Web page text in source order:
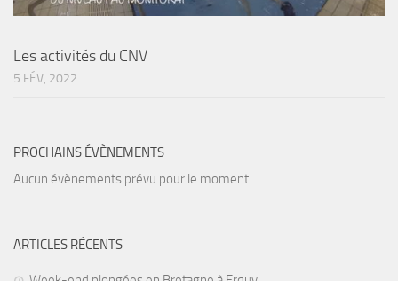
----------
Les activités du CNV
5 FÉV, 2022
PROCHAINS ÉVÈNEMENTS
Aucun évènements prévu pour le moment.
ARTICLES RÉCENTS